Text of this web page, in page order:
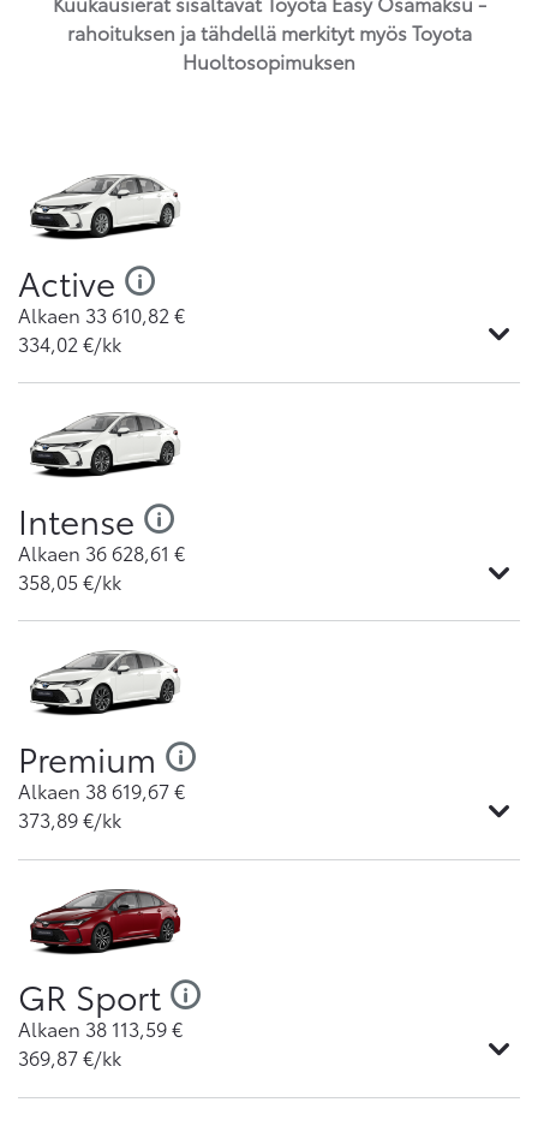
rahoituksen ja tähdellä merkityt myös Toyota
Huoltosopimuksen
Active
Alkaen 33 610,82 €
334,02 €/kk
Intense
Alkaen 36 628,61 €
358,05 €/kk
Premium
Alkaen 38 619,67€
373,89€/kk
GR Sport
Alkaen 38 113,59€
369,87€/kk